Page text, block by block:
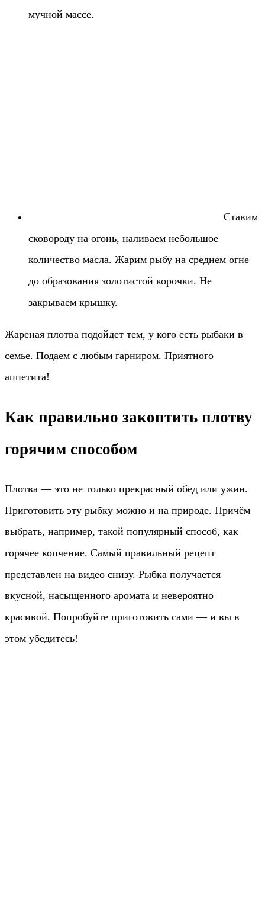
мучной массе.
Ставим
сковороду на огонь, наливаем небольшое
количество масла. Жарим рыбу на среднем огне
до образования золотистой корочки. Не
закрываем крышку.
Жареная плотва подойдет тем, у кого есть рыбаки в
семье. Подаем с любым гарниром. Приятного
аппетита!
Как правильно закоптить плотву
горячим способом
Плотва — это не только прекрасный обед или ужин.
Приготовить эту рыбку можно и на природе. Причём
выбрать, например, такой популярный способ, как
горячее копчение. Самый правильный рецепт
представлен на видео снизу. Рыбка получается
вкусной, насыщенного аромата и невероятно
красивой. Попробуйте приготовить сами — и вы в
этом убедитесь!